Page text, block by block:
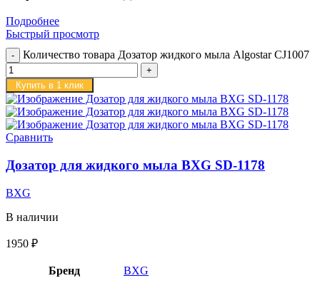
Подробнее
Быстрый просмотр
Количество товара Дозатор жидкого мыла Algostar CJ1007
Купить в 1 клик
Сравнить
Дозатор для жидкого мыла BXG SD-1178
BXG
В наличии
1950 ₽
Бренд BXG